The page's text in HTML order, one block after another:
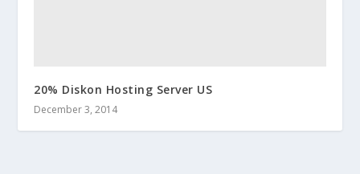
20% Diskon Hosting Server US
December 3, 2014